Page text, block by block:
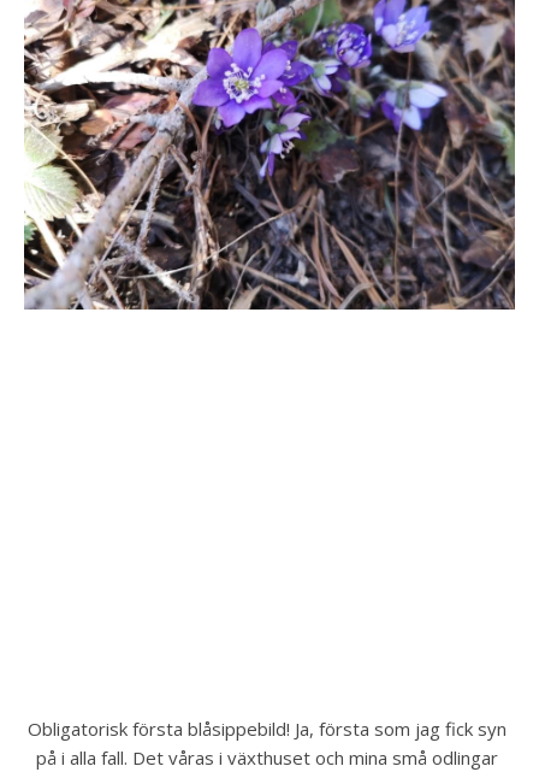
Obligatorisk första blåsippebild! Ja, första som jag fick syn
på i alla fall. Det våras i växthuset och mina små odlingar